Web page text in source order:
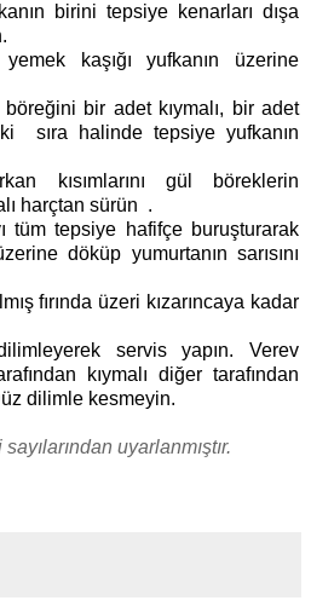
birini tepsiye kenarları dışa
kaşığı yufkanın üzerine
böreğini bir adet kıymalı, bir adet
sıra halinde tepsiye yufkanın
kısımlarını gül böreklerin
harçtan sürün .
tüm tepsiye hafifçe buruşturarak
döküp yumurtanın sarısını
fırında üzeri kızarıncaya kadar
servis yapın.Verev
kıymalı diğer tarafından
dilimle kesmeyin.
uyarlanmıştır.